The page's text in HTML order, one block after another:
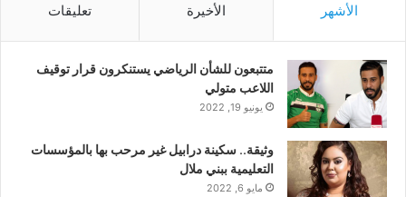
الأشهر الأخيرة تعليقات
متتبعون للشأن الرياضي يستنكرون قرار توقيف
اللاعب متولي
يونيو 19, 2022
وثيقة.. سكينة درابيل غير مرحب بها بالمؤسسات
التعليمية ببني ملال
مايو 6, 2022